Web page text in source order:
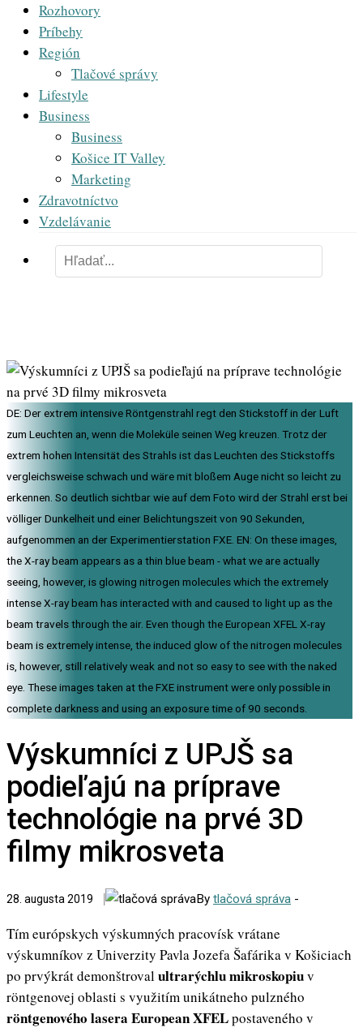
Rozhovory
Príbehy
Región
Tlačové správy
Lifestyle
Business
Business
Košice IT Valley
Marketing
Zdravotníctvo
Vzdelávanie
DE: Der extrem intensive Röntgenstrahl regt den Stickstoff in der Luft
zum Leuchten an, wenn die Moleküle seinen Weg kreuzen. Trotz der
extrem hohen Intensität des Strahls ist das Leuchten des Stickstoffs
vergleichsweise schwach und wäre mit bloßem Auge nicht so leicht zu
erkennen. So deutlich sichtbar wie auf dem Foto wird der Strahl erst bei
völliger Dunkelheit und einer Belichtungszeit von 90 Sekunden,
aufgenommen an der Experimentierstation FXE. EN: On these images,
the X-ray beam appears as a thin blue beam - what we are actually
seeing, however, is glowing nitrogen molecules which the extremely
intense X-ray beam has interacted with and caused to light up as the
beam travels through the air. Even though the European XFEL X-ray
beam is extremely intense, the induced glow of the nitrogen molecules
is, however, still relatively weak and not so easy to see with the naked
eye. These images taken at the FXE instrument were only possible in
complete darkness and using an exposure time of 90 seconds.
Výskumníci z UPJŠ sa
podieľajú na príprave
technológie na prvé 3D
filmy mikrosveta
28. augusta 2019 By tlačová správa -
Tím európskych výskumných pracovísk vrátane
výskumníkov z Univerzity Pavla Jozefa Šafárika v Košiciach
po prvýkrát demonštrovalultrarýchlu mikroskopiuv
röntgenovej oblasti s využitím unikátneho pulzného
röntgenového lasera European XFELpostaveného v